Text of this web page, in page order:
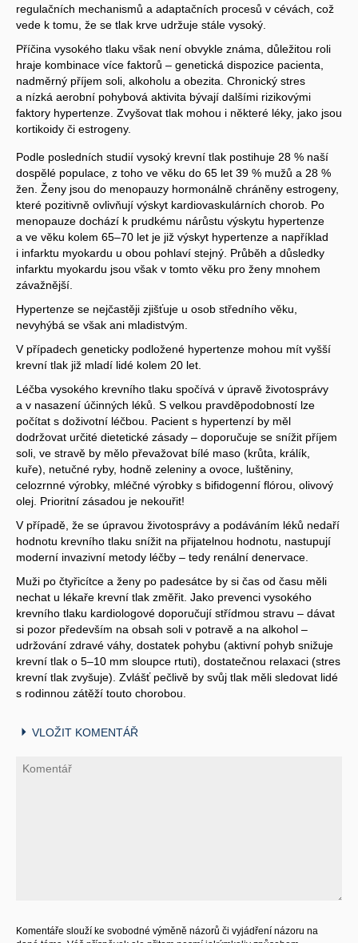
regulačních mechanismů a adaptačních procesů v cévách, což
vede k tomu, že se tlak krve udržuje stále vysoký.
Příčina vysokého tlaku však není obvykle známa, důležitou roli
hraje kombinace více faktorů – genetická dispozice pacienta,
nadměrný příjem soli, alkoholu a obezita. Chronický stres
a nízká aerobní pohybová aktivita bývají dalšími rizikovými
faktory hypertenze. Zvyšovat tlak mohou i některé léky, jako jsou
kortikoidy či estrogeny.
Podle posledních studií vysoký krevní tlak postihuje 28 % naší
dospělé populace, z toho ve věku do 65 let 39 % mužů a 28 %
žen. Ženy jsou do menopauzy hormonálně chráněny estrogeny,
které pozitivně ovlivňují výskyt kardiovaskulárních chorob. Po
menopauze dochází k prudkému nárůstu výskytu hypertenze
a ve věku kolem 65–70 let je již výskyt hypertenze a například
i infarktu myokardu u obou pohlaví stejný. Průběh a důsledky
infarktu myokardu jsou však v tomto věku pro ženy mnohem
závažnější.
Hypertenze se nejčastěji zjišťuje u osob středního věku,
nevyhýbá se však ani mladistvým.
V případech geneticky podložené hypertenze mohou mít vyšší
krevní tlak již mladí lidé kolem 20 let.
Léčba vysokého krevního tlaku spočívá v úpravě životosprávy
a v nasazení účinných léků. S velkou pravděpodobností lze
počítat s doživotní léčbou. Pacient s hypertenzí by měl
dodržovat určité dietetické zásady – doporučuje se snížit příjem
soli, ve stravě by mělo převažovat bílé maso (krůta, králík,
kuře), netučné ryby, hodně zeleniny a ovoce, luštěniny,
celozrnné výrobky, mléčné výrobky s bifidogenní flórou, olivový
olej. Prioritní zásadou je nekouřit!
V případě, že se úpravou životosprávy a podáváním léků nedaří
hodnotu krevního tlaku snížit na přijatelnou hodnotu, nastupují
moderní invazivní metody léčby – tedy renální denervace.
Muži po čtyřicítce a ženy po padesátce by si čas od času měli
nechat u lékaře krevní tlak změřit. Jako prevenci vysokého
krevního tlaku kardiologové doporučují střídmou stravu – dávat
si pozor především na obsah soli v potravě a na alkohol –
udržování zdravé váhy, dostatek pohybu (aktivní pohyb snižuje
krevní tlak o 5–10 mm sloupce rtuti), dostatečnou relaxaci (stres
krevní tlak zvyšuje). Zvlášť pečlivě by svůj tlak měli sledovat lidé
s rodinnou zátěží touto chorobou.
VLOŽIT KOMENTÁŘ
Komentáře slouží ke svobodné výměně názorů či vyjádření názoru na